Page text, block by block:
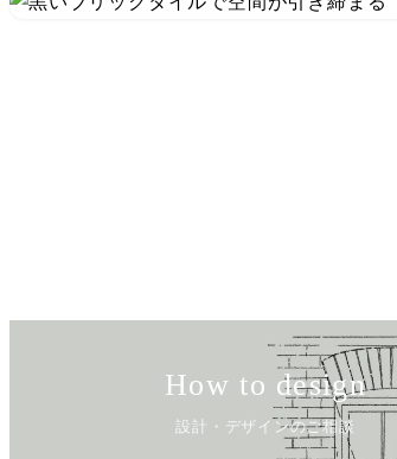
How to design
設計・デザインのご相談